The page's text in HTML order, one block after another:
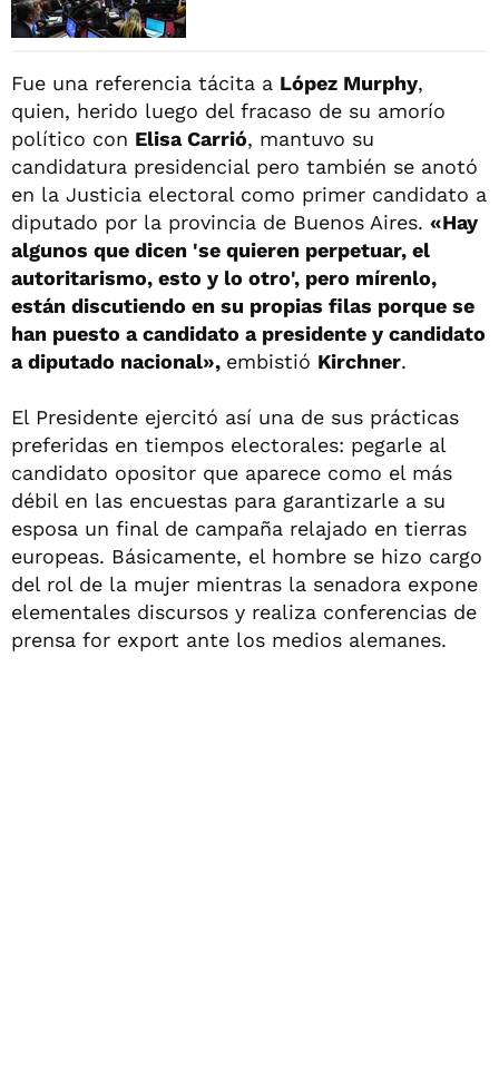
Fue una referencia tácita a López Murphy,
quien, herido luego del fracaso de su amorío
político con Elisa Carrió, mantuvo su
candidatura presidencial pero también se anotó
en la Justicia electoral como primer candidato a
diputado por la provincia de Buenos Aires. «Hay
algunos que dicen 'se quieren perpetuar, el
autoritarismo, esto y lo otro', pero mírenlo,
están discutiendo en su propias filas porque se
han puesto a candidato a presidente y candidato
a diputado nacional», embistió Kirchner.
El Presidente ejercitó así una de sus prácticas
preferidas en tiempos electorales: pegarle al
candidato opositor que aparece como el más
débil en las encuestas para garantizarle a su
esposa un final de campaña relajado en tierras
europeas. Básicamente, el hombre se hizo cargo
del rol de la mujer mientras la senadora expone
elementales discursos y realiza conferencias de
prensa for export ante los medios alemanes.